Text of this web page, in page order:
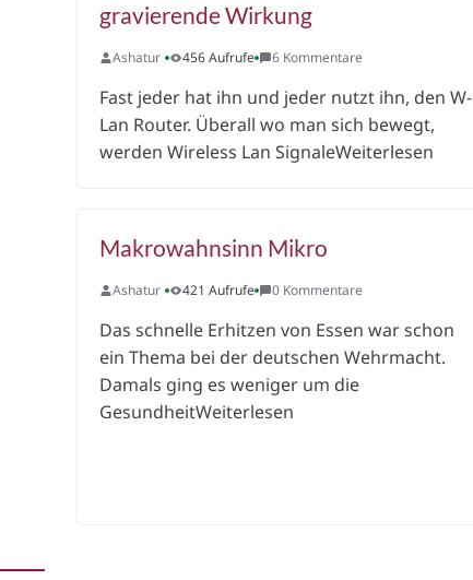
gravierende Wirkung
Ashatur 456 Aufrufe 6 Kommentare
Fast jeder hat ihn und jeder nutzt ihn, den W-
Lan Router. Überall wo man sich bewegt,
werden Wireless Lan SignaleWeiterlesen
Makrowahnsinn Mikro
Ashatur 421 Aufrufe 0 Kommentare
Das schnelle Erhitzen von Essen war schon
ein Thema bei der deutschen Wehrmacht.
Damals ging es weniger um die
GesundheitWeiterlesen